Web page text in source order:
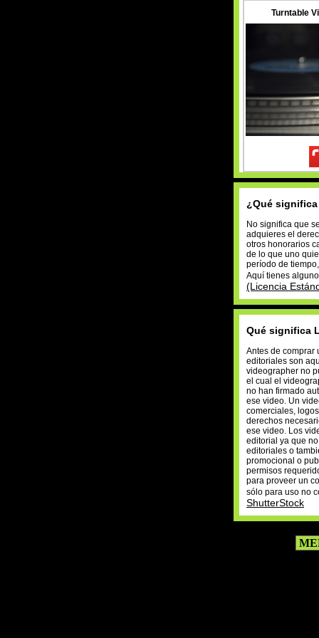
Turntable
¿Qué
No significa que
adquieres el
otros honorarios
de lo que uno
período de
Aquí tienes
(Licencia
Qué significa
Antes de comprar
editoriales son
videographer no
el cual el
no han firmado
ese video. Un
comerciales,
derechos
ese video. Los
editorial ya que
editoriales o
promocional o
permisos
para proveer un
sólo para uso no
ShutterStock